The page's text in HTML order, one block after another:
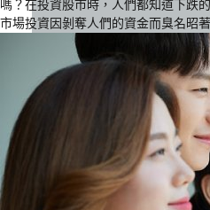
嗎？在投資股市時，人們都知道下跌
市場投資因剝奪人們的資金而臭名昭著